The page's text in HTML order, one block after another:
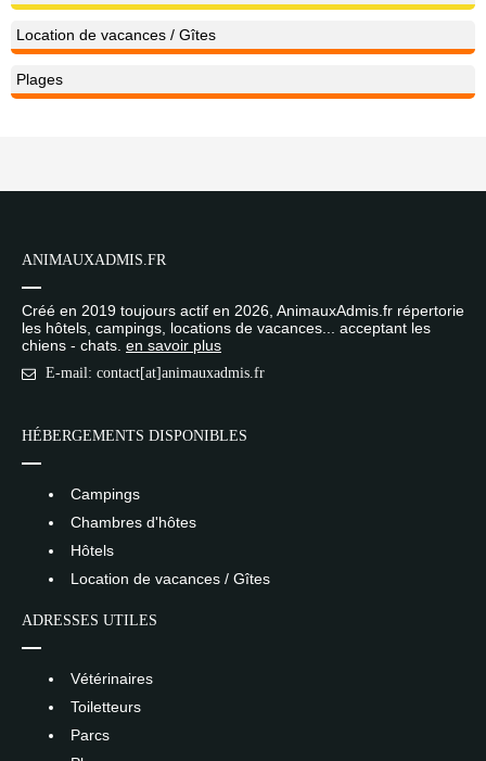
Location de vacances / Gîtes
Plages
ANIMAUXADMIS.FR
Créé en 2019 toujours actif en 2026, AnimauxAdmis.fr répertorie
les hôtels, campings, locations de vacances... acceptant les
chiens - chats. en savoir plus
E-mail: contact[at]animauxadmis.fr
HÉBERGEMENTS DISPONIBLES
Campings
Chambres d'hôtes
Hôtels
Location de vacances / Gîtes
ADRESSES UTILES
Vétérinaires
Toiletteurs
Parcs